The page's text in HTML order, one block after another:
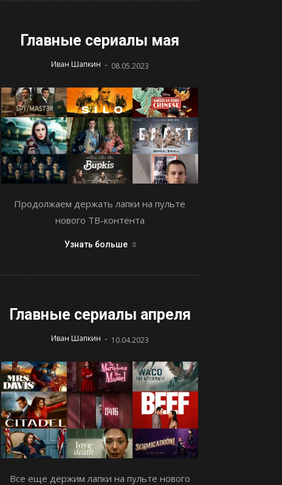
Главные сериалы мая
Иван Шапкин - 08.05.2023
Продолжаем держать лапки на пульте
нового ТВ-контента
Узнать больше
Главные сериалы апреля
Иван Шапкин - 10.04.2023
Все еще держим лапки на пульте нового